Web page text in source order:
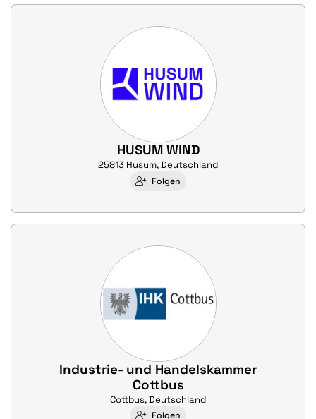
HUSUM WIND
25813 Husum, Deutschland
Folgen
Industrie- und Handelskammer
Cottbus
Cottbus, Deutschland
Folgen